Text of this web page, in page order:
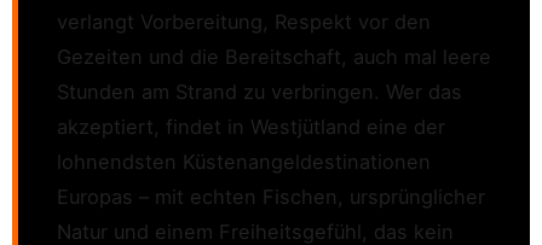
verlangt Vorbereitung, Respekt vor den
Gezeiten und die Bereitschaft, auch mal leere
Stunden am Strand zu verbringen. Wer das
akzeptiert, findet in Westjütland eine der
lohnendsten Küstenangeldestinationen
Europas – mit echten Fischen, ursprünglicher
Natur und einem Freiheitsgefühl, das kein